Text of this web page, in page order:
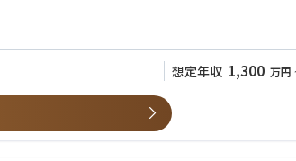
想定年収 1,300 万円